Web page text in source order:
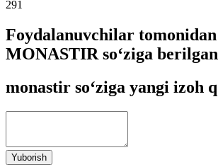
291
Foydalanuvchilar tomonidan
MONASTIR so‘ziga
monastir so‘ziga yangi izoh
Yuborish